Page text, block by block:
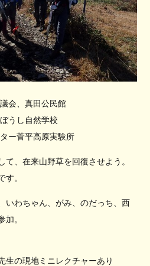
会、真田公民館
うし自然学校
ー菅平高原実験所
、在来山野草を回復させよう。
す。
いわちゃん、がみ、のだっち、西
加。
生の現地ミニレクチャーあり